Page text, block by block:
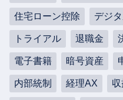
住宅ローン控除 デジ
トライアル 退職金
電子書籍 暗号資産
内部統制 経理AX